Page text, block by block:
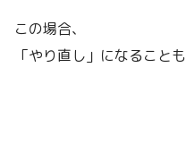
この場合、
「やり直し」になること